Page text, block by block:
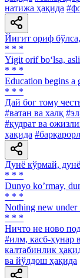
натижа ҳақида
Йигит ориф
* * *
Yigit orif bo‘lsa,
* * *
Education begins a
* * *
Дай бог тому
#ватан ва халқ
#қудрат ва
ҳақида
Дунё кўрмай,
* * *
Dunyo koʼrmay,
* * *
Nothing new under
* * *
Ничто не ново
#илм, касб-ҳунар
калтабинлик
ва йўлдош ҳақида